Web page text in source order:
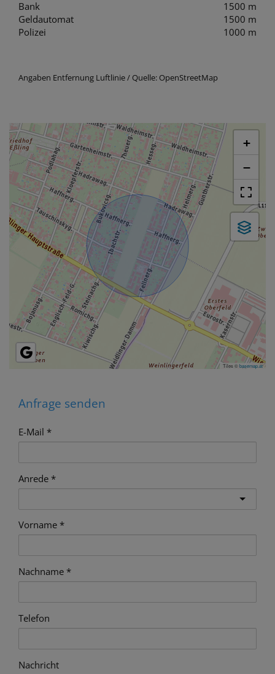
Bank
1500 m
Geldautomat
1500 m
Polizei
1000 m
Angaben Entfernung Luftlinie / Quelle: OpenStreetMap
+
−
Tiles ©basemap.at
Anfrage senden
E-Mail
Anrede
Vorname
Nachname
Telefon
Nachricht